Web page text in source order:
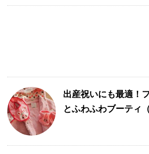
出産祝いにも最適！
とふわふわブーティ